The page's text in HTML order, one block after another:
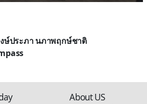
ประภา นภาพฤกษ์ชาติ
About US